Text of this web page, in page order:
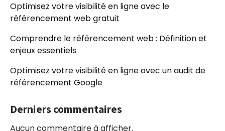
Optimisez votre visibilité en ligne avec le
référencement web gratuit
Comprendre le référencement web : Définition et
enjeux essentiels
Optimisez votre visibilité en ligne avec un audit de
référencement Google
Derniers commentaires
Aucun commentaire à afficher.